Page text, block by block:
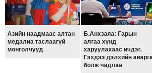
Азийн наадмаас алтан
медалиа таслаагүй
монголчууд
Б.Анхзаяа: Гарын
алгаа хүнд
харуулахаас ичдэг.
Гэхдээ дэлхийн
болж чадлаа